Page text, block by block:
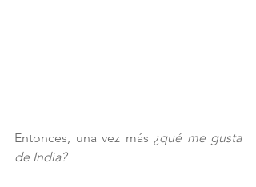
Entonces, una vez más ¿qué me gusta
de India?